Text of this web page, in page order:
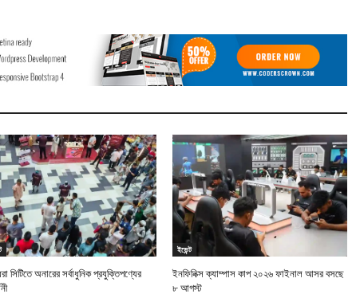
সিটিতে অনারের সর্বাধুনিক প্রযুক্তিপণ্যের
ইভেন্ট
ইনফিনিক্স ক্যাম্পাস কাপ ২০২৬ ফাইনাল আসর বসছে
৮ আগস্ট